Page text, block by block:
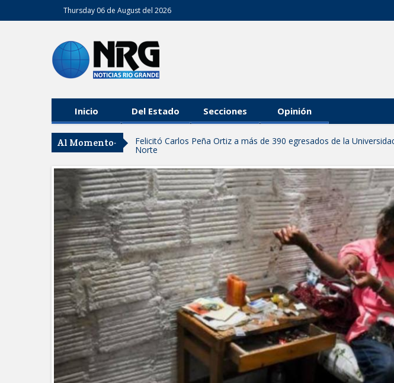
Thursday 06 de August del 2026
Inicio Del Estado Secciones Opinión
Al Momento- Felicitó Carlos Peña Ortiz a más de 390 egresados de la
Norte
GARANTIZAR UN MEJOR SERVICIO DE AGUA POTABLE
Facilita DIF Tamaulipas trámite de credencial y placas de
discapacidad
CARMEN LILIA CANTUROSAS CONSOLIDA A NUEVO LAREDO
LIMPIA EN TAMAULIPAS
Destacó Alcalde Carlos Peña Ortiz respuesta inmediata de
La UAT, Gobierno del Estado y ganaderos consolidan proyecto
GOBIERNO MUNICIPAL INVITA A CAMPAÑA DE TAMIZAJE
NACIDOS EN CLÍNICA UNE NUEVA ERA
Entregó Carlos Peña Ortiz apoyos de "Mamá Luchona",
Esther Ortiz Domínguez
Instala Sector Salud Comité Estatal de Calidad en Salud para
humanitario a los pacientes
GOBIERNO MUNICIPAL LLEVARÁ “PRESIDENCIA CERQUITA DE
SAN RAFAEL
Atiende Gobierno de Reynosa reportes ciudadanos
ATIENDE COMAPA MÁS DE 1800 REPORTES RECIBIDOS A
Llevó Carlos Peña Ortiz programa Subsidio del Agua a Valle
Prepara DIF Tamaulipas actividades para conmemorar el mes de